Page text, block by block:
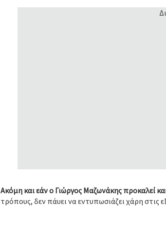
Ακόμη και εάν ο Γιώργος Μαζωνάκης προκαλεί
τρόπους, δεν πάυει να εντυπωσιάζει χάρη στις